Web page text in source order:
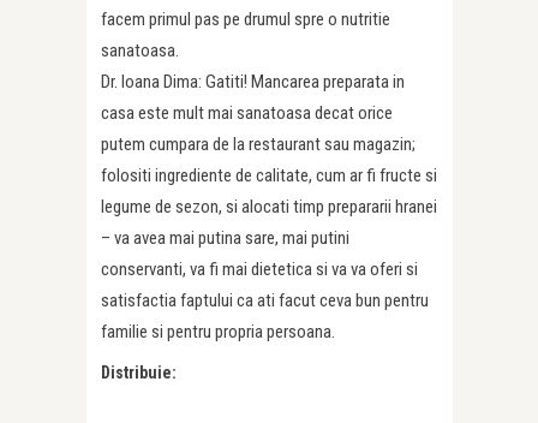
facem primul pas pe drumul spre o nutritie
sanatoasa.
Dr. Ioana Dima: Gatiti! Mancarea preparata in
casa este mult mai sanatoasa decat orice
putem cumpara de la restaurant sau magazin;
folositi ingrediente de calitate, cum ar fi fructe si
legume de sezon, si alocati timp prepararii hranei
– va avea mai putina sare, mai putini
conservanti, va fi mai dietetica si va va oferi si
satisfactia faptului ca ati facut ceva bun pentru
familie si pentru propria persoana.
Distribuie: